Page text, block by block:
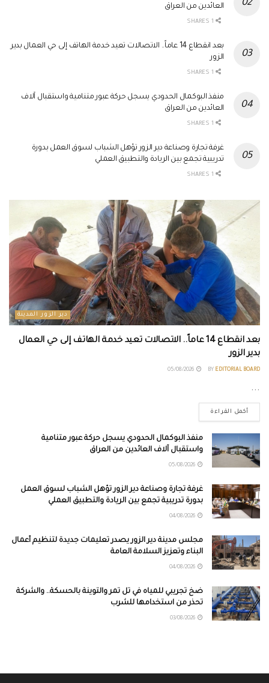
العائدين من العراق
بعد انقطاع 14 عاماً.. الاتصالات تعيد خدمة الهاتف إلى حي العمال بدير
الزور
منفذ البوكمال الحدودي يسجل حركة عبور متنامية واستقبال آلاف
العائدين من العراق
غرفة تجارة وصناعة دير الزور تؤهل الشباب لسوق العمل بدورة
تدريبية تجمع بين الريادة والتطبيق العملي
دير الزور المدينة
بعد انقطاع 14 عاماً.. الاتصالات تعيد خدمة الهاتف إلى حي العمال
بدير الزور
BY EDITORIAL BOARD
...
أكمل القراءة
منفذ البوكمال الحدودي يسجل حركة عبور متنامية
واستقبال آلاف العائدين من العراق
غرفة تجارة وصناعة دير الزور تؤهل الشباب لسوق العمل
بدورة تدريبية تجمع بين الريادة والتطبيق العملي
مجلس مدينة دير الزور يصدر تعليمات جديدة لتنظيم أعمال
البناء وتعزيز السلامة العامة
ضخ تجريبي للمياه في تل تمر والتوينة بالحسكة.. والشركة
تحذر من استخدامها للشرب